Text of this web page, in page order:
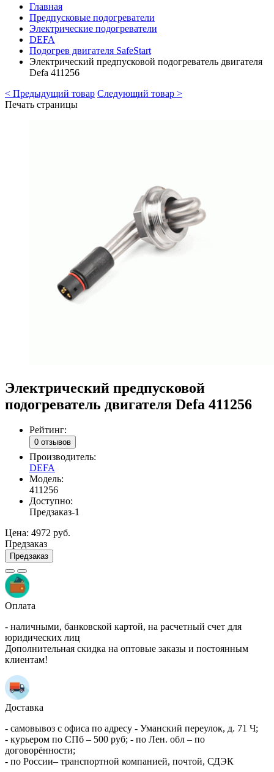
Главная
Предпусковые подогреватели
Электрические подогреватели
DEFA
Подогрев двигателя SafeStart
Электрический предпусковой подогреватель двигателя
Defa 411256
< Предыдущий товар Следующий товар >
Печать страницы
Электрический предпусковой
подогреватель двигателя Defa 411256
Рейтинг:
0 отзывов
Производитель:
DEFA
Модель:
411256
Доступно:
Предзаказ-1
Цена: 4972 руб.
Предзаказ
Предзаказ
Оплата
- наличными, банковской картой, на расчетный счет для
юридических лиц
Дополнительная скидка на оптовые заказы и постоянным
клиентам!
Доставка
- самовывоз с офиса по адресу - Уманский переулок, д. 71 Ч;
- курьером по СПб – 500 руб; - по Лен. обл – по
договорённости;
- по России– транспортной компанией, почтой, СДЭК